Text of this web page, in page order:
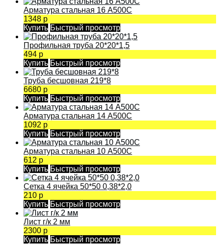
Арматура стальная 16 А500С
1348 р
Купить Быстрый просмотр
Профильная труба 20*20*1,5
494 р
Купить Быстрый просмотр
Труба бесшовная 219*8
6680 р
Купить Быстрый просмотр
Арматура стальная 14 А500С
1092 р
Купить Быстрый просмотр
Арматура стальная 10 А500С
612 р
Купить Быстрый просмотр
Сетка 4 ячейка 50*50 0,38*2,0
210 р
Купить Быстрый просмотр
Лист г/к 2 мм
2300 р
Купить Быстрый просмотр